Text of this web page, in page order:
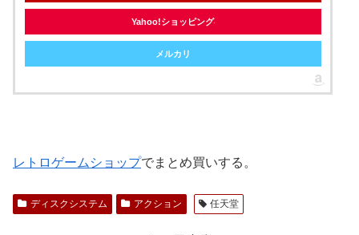
Yahoo!ショッピング
メルカリ
レトロゲームショップでまとめ買いする。
ディスクシステム アクション 任天堂